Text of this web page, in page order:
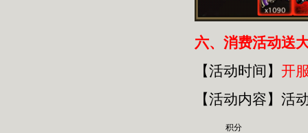
六、消费活动送
【活动时间】 开
【活动内容】活
积分